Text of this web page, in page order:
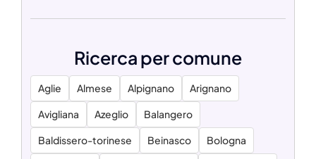
Ricerca per comune
Aglie Almese Alpignano Arignano
Avigliana Azeglio Balangero
Baldissero-torinese Beinasco Bologna